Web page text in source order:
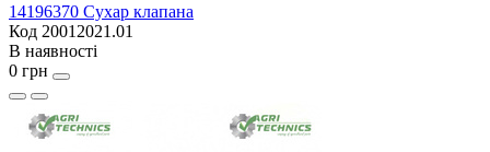
14196370 Сухар клапана
Код 20012021.01
В наявності
0 грн